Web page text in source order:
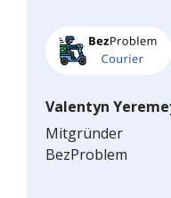
Valentyn
Mitgründer
BezProblem